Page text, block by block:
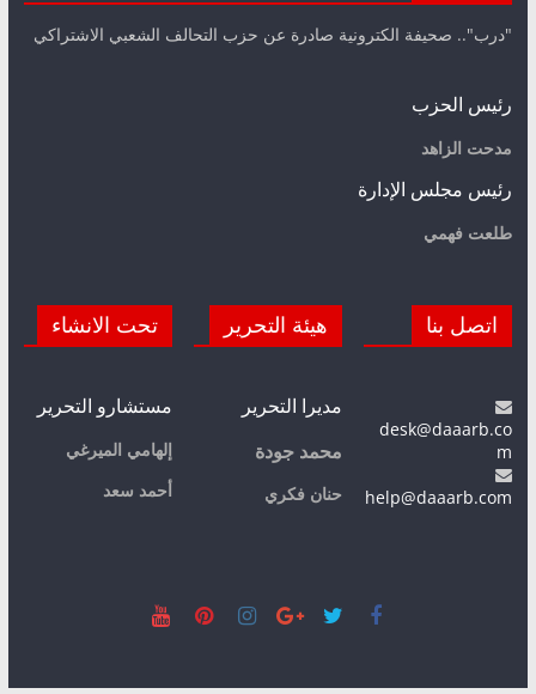
"درب".. صحيفة الكترونية صادرة عن حزب التحالف الشعبي الاشتراكي
رئيس الحزب
مدحت الزاهد
رئيس مجلس الإدارة
طلعت فهمي
اتصل بنا
desk@daaarb.co
m
help@daaarb.com
هيئة التحرير
مديرا التحرير
محمد جودة
حنان فكري
تحت الانشاء
مستشارو التحرير
إلهامي الميرغي
أحمد سعد